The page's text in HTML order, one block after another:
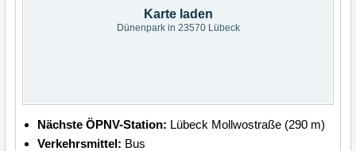
Karte laden
Dünenpark in 23570 Lübeck
Nächste ÖPNV-Station: Lübeck Mollwostraße (290 m)
Verkehrsmittel: Bus